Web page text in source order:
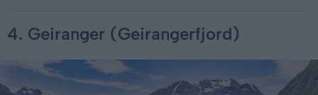
4. Geiranger (Geirangerfjord)